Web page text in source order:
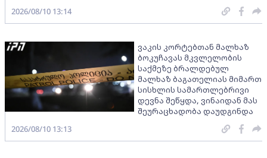
2026/08/10 13:14
ვაკის კორტებთან მალხაზ
ბოკუჩავას მკვლელობის
საქმეზე ბრალდებულ
მალხაზ ბაგათელიას მიმართ
სისხლის სამართლებრივი
დევნა შეწყდა, ვინაიდან მას
შეურაცხადობა დაუდგინდა
2026/08/10 13:13